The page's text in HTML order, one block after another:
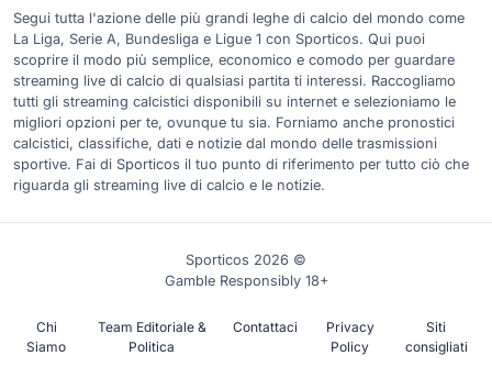
Segui tutta l'azione delle più grandi leghe di calcio del mondo come
La Liga, Serie A, Bundesliga e Ligue 1 con Sporticos. Qui puoi
scoprire il modo più semplice, economico e comodo per guardare
streaming live di calcio di qualsiasi partita ti interessi. Raccogliamo
tutti gli streaming calcistici disponibili su internet e selezioniamo le
migliori opzioni per te, ovunque tu sia. Forniamo anche pronostici
calcistici, classifiche, dati e notizie dal mondo delle trasmissioni
sportive. Fai di Sporticos il tuo punto di riferimento per tutto ciò che
riguarda gli streaming live di calcio e le notizie.
Sporticos 2026 ©
Gamble Responsibly 18+
Chi
Siamo
Team Editoriale &
Politica
Contattaci
Privacy
Policy
Siti
consigliati